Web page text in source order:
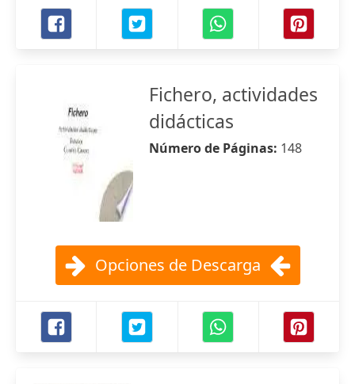
Fichero, actividades
didácticas
Número de Páginas: 148
Opciones de Descarga